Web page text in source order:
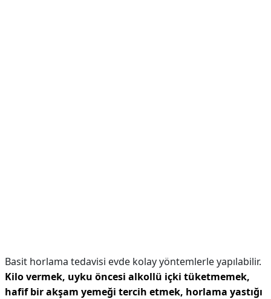
Basit horlama tedavisi evde kolay yöntemlerle yapılabilir.
Kilo vermek, uyku öncesi alkollü içki tüketmemek,
hafif bir akşam yemeği tercih etmek, horlama yastığı